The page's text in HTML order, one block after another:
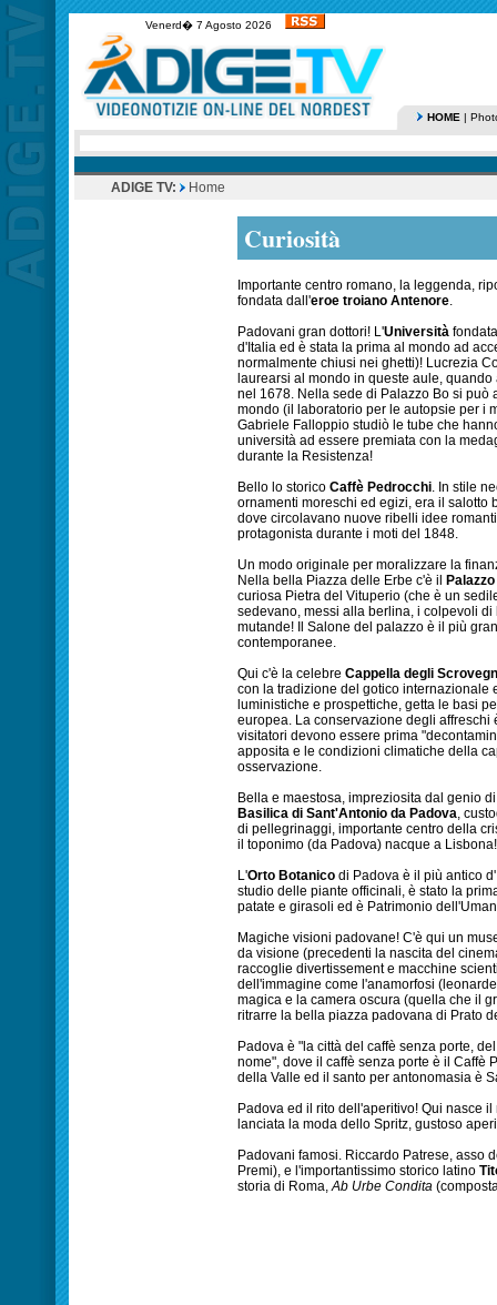
Venerd� 7 Agosto 2026
HOME |
ADIGE TV: Home
Curiosità
Importante centro romano, la leggenda,
fondata dall'eroe troiano Antenore.
Padovani gran dottori! L'Università
d'Italia ed è stata la prima al mondo ad
normalmente chiusi nei ghetti)! Lucrezia
laurearsi al mondo in queste aule,
nel 1678. Nella sede di Palazzo Bo si può
mondo (il laboratorio per le autopsie per i
Gabriele Falloppio studiò le tube che
università ad essere premiata con la
durante la Resistenza!
Bello lo storico Caffè Pedrocchi. In stile
ornamenti moreschi ed egizi, era il
dove circolavano nuove ribelli idee
protagonista durante i moti del 1848.
Un modo originale per moralizzare la
Nella bella Piazza delle Erbe c'è il
curiosa Pietra del Vituperio (che è un
sedevano, messi alla berlina, i colpevoli
mutande! Il Salone del palazzo è il più
contemporanee.
Qui c'è la celebre Cappella degli
con la tradizione del gotico internazionale
luministiche e prospettiche, getta le basi
europea. La conservazione degli affreschi
visitatori devono essere prima
apposita e le condizioni climatiche della
osservazione.
Bella e maestosa, impreziosita dal genio
Basilica di Sant'Antonio da Padova,
di pellegrinaggi, importante centro della
il toponimo (da Padova) nacque a Lisbona!
L'Orto Botanico di Padova è il più antico
studio delle piante officinali, è stato la
patate e girasoli ed è Patrimonio
Magiche visioni padovane! C'è qui un
da visione (precedenti la nascita del
raccoglie divertissement e macchine
dell'immagine come l'anamorfosi
magica e la camera oscura (quella che il
ritrarre la bella piazza padovana di Prato
Padova è "la città del caffè senza porte,
nome", dove il caffè senza porte è il Caffè
della Valle ed il santo per antonomasia è
Padova ed il rito dell'aperitivo! Qui nasce
lanciata la moda dello Spritz, gustoso
Padovani famosi. Riccardo Patrese, asso
Premi), e l'importantissimo storico latino
storia di Roma,Ab Urbe Condita